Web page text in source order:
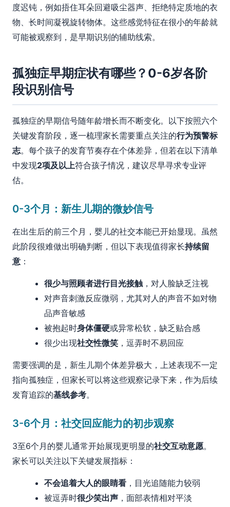
度迟钝，例如捂住耳朵回避吸尘器声、拒绝特定质地的衣
物、长时间凝视旋转物体。这些感觉特征在很小的年龄就
可能被观察到，是早期识别的辅助线索。
孤独症早期症状有哪些？0-6岁各阶
段识别信号
孤独症的早期信号随年龄增长而不断变化。以下按照六个
关键发育阶段，逐一梳理家长需要重点关注的行为预警标
志。每个孩子的发育节奏存在个体差异，但若在以下清单
中发现2项及以上符合孩子情况，建议尽早寻求专业评
估。
0-3个月：新生儿期的微妙信号
在出生后的前三个月，婴儿的社交本能已开始显现。虽然
此阶段很难做出明确判断，但以下表现值得家长持续留
意 ：
很少与照顾者进行目光接触 ，对人脸缺乏注视
对声音刺激反应微弱，尤其对人的声音不如对物
品声音敏感
被抱起时身体僵硬或异常松软，缺乏贴合感
很少出现社交性微笑 ，逗弄时不易回应
需要强调的是，新生儿期个体差异极大，上述表现不一定
指向孤独症，但家长可以将这些观察记录下来，作为后续
发育追踪的基线参考。
3-6个月：社交回应能力的初步观察
3至6个月的婴儿通常开始展现更明显的社交互动意愿。
家长可以关注以下关键发展指标：
不会追着大人的眼睛看 ，目光追随能力较弱
被逗弄时很少笑出声 ，面部表情相对平淡